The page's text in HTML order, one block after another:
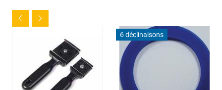
6 déclinaisons